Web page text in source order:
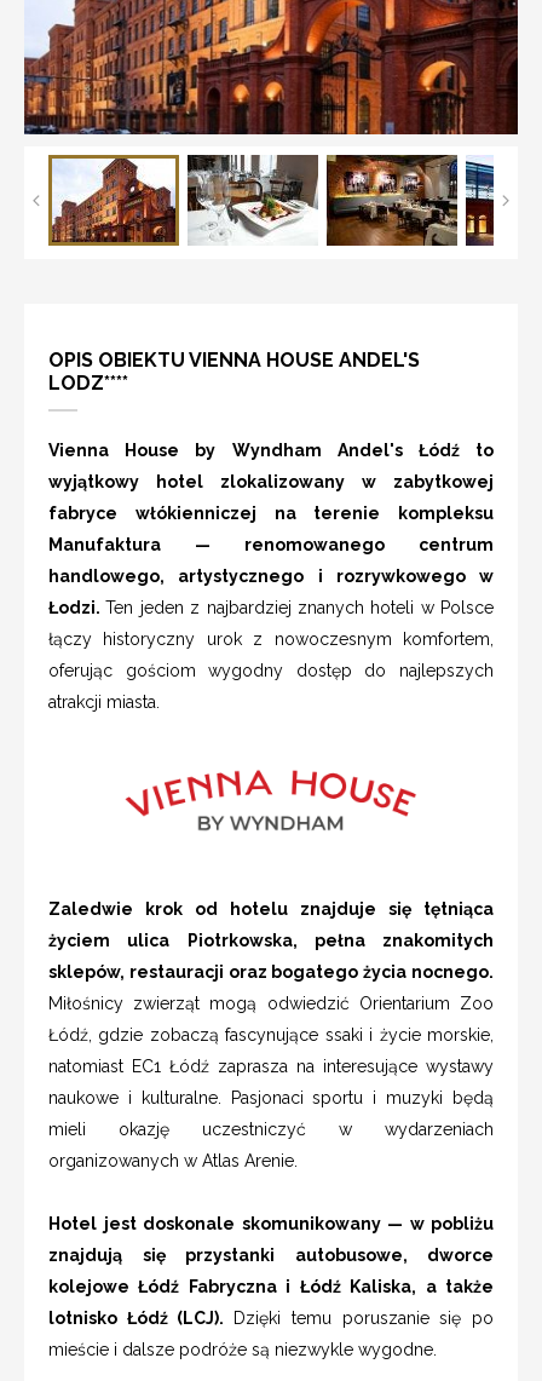
OPIS OBIEKTU VIENNA HOUSE ANDEL'S
LODZ****
Vienna House by Wyndham Andel's Łódź to
wyjątkowy hotel zlokalizowany w zabytkowej
fabryce włókienniczej na terenie kompleksu
Manufaktura — renomowanego centrum
handlowego, artystycznego i rozrywkowego w
Łodzi.Ten jeden z najbardziej znanych hoteli w Polsce
łączy historyczny urok z nowoczesnym komfortem,
oferując gościom wygodny dostęp do najlepszych
atrakcji miasta.
Zaledwie krok od hotelu znajduje się tętniąca
życiem ulica Piotrkowska, pełna znakomitych
sklepów, restauracji oraz bogatego życia nocnego.
Miłośnicy zwierząt mogą odwiedzić Orientarium Zoo
Łódź, gdzie zobaczą fascynujące ssaki i życie morskie,
natomiast EC1 Łódź zaprasza na interesujące wystawy
naukowe i kulturalne. Pasjonaci sportu i muzyki będą
mieli okazję uczestniczyć w wydarzeniach
organizowanych w Atlas Arenie.
Hotel jest doskonale skomunikowany — w pobliżu
znajdują się przystanki autobusowe, dworce
kolejowe Łódź Fabryczna i Łódź Kaliska, a także
lotnisko Łódź (LCJ).
Dzięki temu poruszanie się po
mieście i dalsze podróże są niezwykle wygodne.